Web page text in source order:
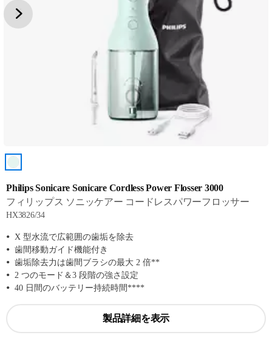
Philips Sonicare Sonicare Cordless Power Flosser 3000
フィリップス ソニッケアー コードレスパワーフロッサー
HX3826/34
X 型水流で広範囲の歯垢を除去
歯間移動ガイド機能付き
歯垢除去力は歯間ブラシの最大 2 倍**
2 つのモード＆3 段階の強さ設定
40 日間のバッテリー持続時間****
製品詳細を表示